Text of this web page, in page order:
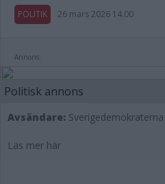
POLITIK 26 mars 2026 14.00
Annons:
Politisk annons
Avsändare:
Läs mer här